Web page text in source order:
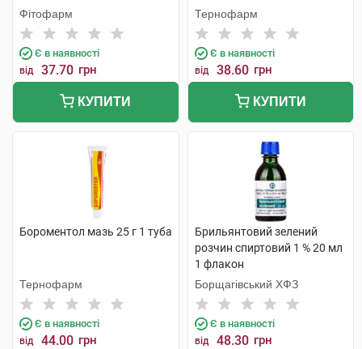
Фітофарм
Є в наявності
від 37.70 грн
КУПИТИ
Тернофарм
Є в наявності
від 38.60 грн
КУПИТИ
Бороментол мазь 25 г 1 туба
Тернофарм
Є в наявності
від 44.00 грн
Брильянтовий зелений
розчин спиртовий 1 % 20 мл
1 флакон
Борщагівський ХФЗ
Є в наявності
від 48.30 грн